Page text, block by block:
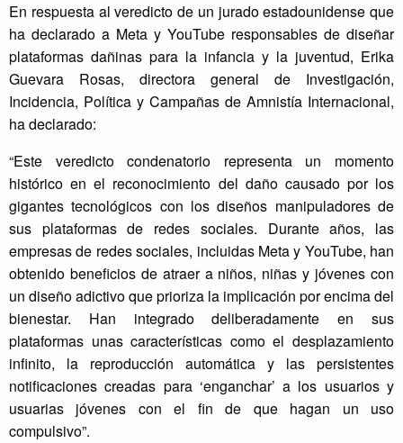
En respuesta al veredicto de un jurado estadounidense que
ha declarado a Meta y YouTube responsables de diseñar
plataformas dañinas para la infancia y la juventud, Erika
Guevara Rosas, directora general de Investigación,
Incidencia, Política y Campañas de Amnistía Internacional,
ha declarado:
“Este veredicto condenatorio representa un momento
histórico en el reconocimiento del daño causado por los
gigantes tecnológicos con los diseños manipuladores de
sus plataformas de redes sociales. Durante años, las
empresas de redes sociales, incluidas Meta y YouTube, han
obtenido beneficios de atraer a niños, niñas y jóvenes con
un diseño adictivo que prioriza la implicación por encima del
bienestar. Han integrado deliberadamente en sus
plataformas unas características como el desplazamiento
infinito, la reproducción automática y las persistentes
notificaciones creadas para ‘enganchar’ a los usuarios y
usuarias jóvenes con el fin de que hagan un uso
compulsivo”.